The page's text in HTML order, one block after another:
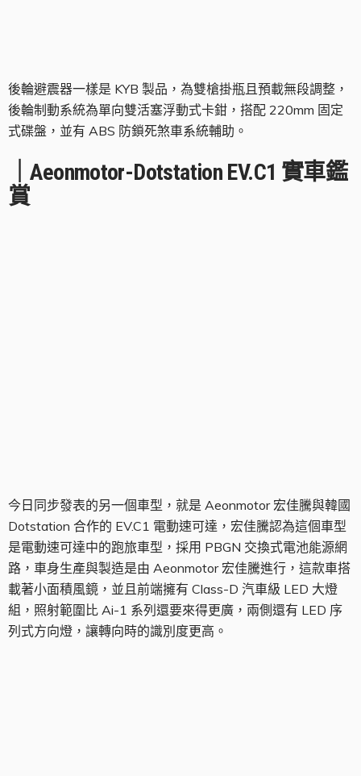
後輪避震器一樣是 KYB 製品，為雙槍掛瓶且預載無段調整，
後輪制動系統為單向雙活塞浮動式卡鉗，搭配 220mm 固定
式碟盤，並有 ABS 防鎖死煞車系統輔助。
｜Aeonmotor-Dotstation EV.C1 實車鑑
賞
今日同步發表的另一個車型，就是 Aeonmotor 宏佳騰與韓國
Dotstation 合作的 EV.C1 電動速可達，宏佳騰認為這個車型
是電動速可達中的跑旅車型，採用 PBGN 交換式電池能源網
路，車身生產與製造是由 Aeonmotor 宏佳騰進行，這款車搭
載著小面積風鏡，並且前端擁有 Class-D 汽車級 LED 大燈
組，照射範圍比 Ai-1 系列還要來得更廣，兩側還有 LED 序
列式方向燈，讓轉向時的識別度更高。